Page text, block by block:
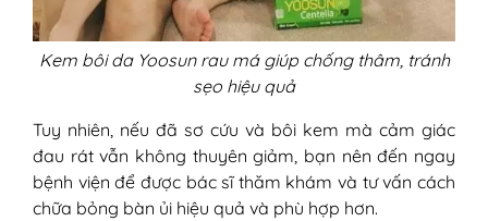
Kem bôi da Yoosun rau má giúp chống thâm, tránh
sẹo hiệu quả
Tuy nhiên, nếu đã sơ cứu và bôi kem mà cảm giác
đau rát vẫn không thuyên giảm, bạn nên đến ngay
bệnh viện để được bác sĩ thăm khám và tư vấn cách
chữa bỏng bàn ủi hiệu quả và phù hợp hơn.